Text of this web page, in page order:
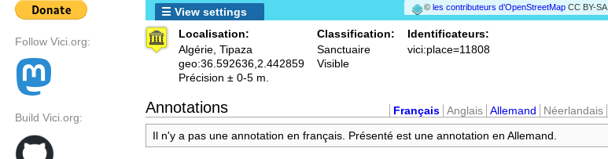
Follow Vici.org:
Build Vici.org:
©les contributeurs d’OpenStreetMap CC BY-SA
☰ View settings
Localisation:
Algérie, Tipaza
geo:36.592636,2.442859
Précision ± 0-5 m.
Classification:
Sanctuaire
Visible
Identificateurs:
vici:place=11808
Annotations Français Anglais Allemand
Néerlandais
Il n'y a pas une annotation en français. Présenté est une annotation en Allemand.